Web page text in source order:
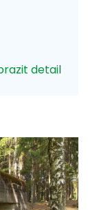
detail